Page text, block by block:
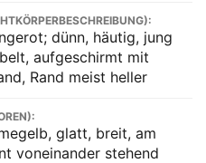
dünn, häutig, jung
aufgeschirmt mit
Rand meist heller
glatt, breit, am
voneinander stehend